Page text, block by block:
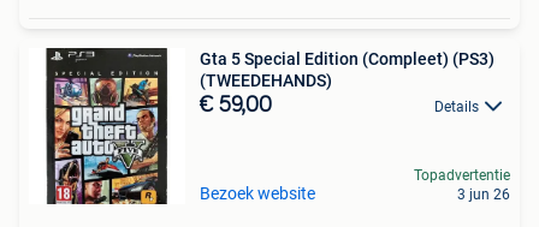
Gta 5 Special Edition (Compleet) (PS3)
(TWEEDEHANDS)
€ 59,00 Details
Bezoek website
Topadvertentie
3 jun 26